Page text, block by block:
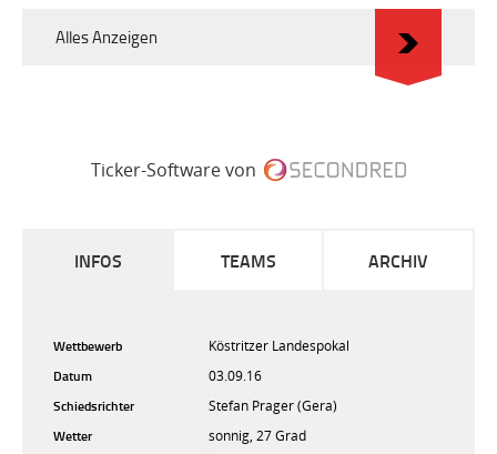
Alles Anzeigen
Ticker-Software von
INFOS TEAMS ARCHIV
Wettbewerb
Köstritzer Landespokal
Datum
03.09.16
Schiedsrichter
Stefan Prager (Gera)
Wetter
sonnig, 27 Grad